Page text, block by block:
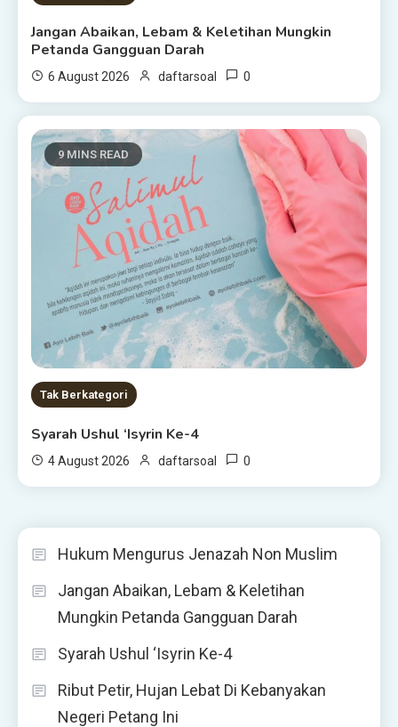
Jangan Abaikan, Lebam & Keletihan Mungkin
Petanda Gangguan Darah
6 August 2026 daftarsoal 0
9 MINS READ
Tak Berkategori
Syarah Ushul ‘Isyrin Ke-4
4 August 2026 daftarsoal 0
Hukum Mengurus Jenazah Non Muslim
Jangan Abaikan, Lebam & Keletihan
Mungkin Petanda Gangguan Darah
Syarah Ushul ‘Isyrin Ke-4
Ribut Petir, Hujan Lebat Di Kebanyakan
Negeri Petang Ini